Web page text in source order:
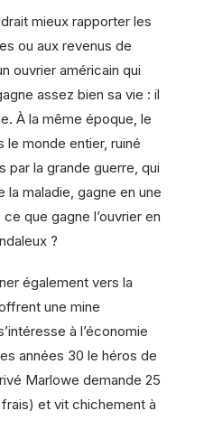
mieux rapporter les
ou aux revenus de
ouvrier américain qui
assez bien sa vie : il
À la même époque, le
le monde entier, ruiné
par la grande guerre, qui
maladie, gagne en une
que gagne l’ouvrier en
?
également vers la
une mine
à l’économie
années 30 le héros de
Marlowe demande 25
et vit chichement à